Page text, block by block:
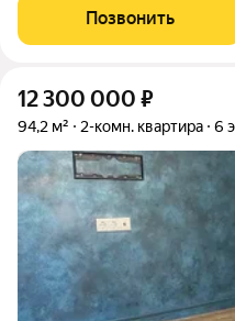
евро стандартам, заменена
качественные
Позвонить
12 300 000 ₽
94,2 м² 2-комн. квартира 6